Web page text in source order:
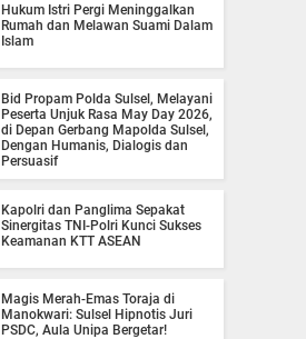
Hukum Istri Pergi Meninggalkan
Rumah dan Melawan Suami Dalam
Islam
Bid Propam Polda Sulsel, Melayani
Peserta Unjuk Rasa May Day 2026,
di Depan Gerbang Mapolda Sulsel,
Dengan Humanis, Dialogis dan
Persuasif
Kapolri dan Panglima Sepakat
Sinergitas TNI-Polri Kunci Sukses
Keamanan KTT ASEAN
Magis Merah-Emas Toraja di
Manokwari: Sulsel Hipnotis Juri
PSDC, Aula Unipa Bergetar!